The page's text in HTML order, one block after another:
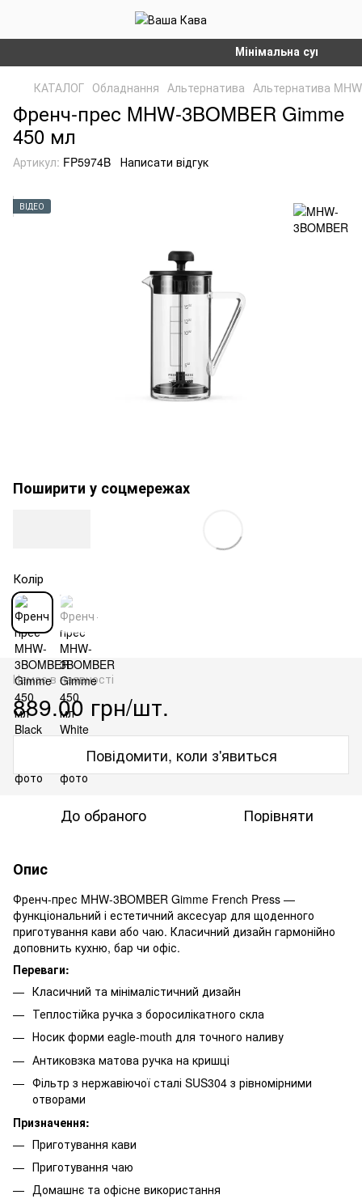
Мінімальна сума
КАТАЛОГ Обладнання Альтернатива Альтернатива
Френч-прес MHW-3BOMBER Gimme
450 мл
Артикул: FP5974B Написати відгук
ВІДЕО
Поширити у соцмережах
Колір
Немає в наявності
889.00 грн/шт.
Повідомити, коли з'явиться
До обраного Порівняти
Опис
Френч-прес MHW-3BOMBER Gimme French Press —
функціональний і естетичний аксесуар для щоденного
приготування кави або чаю. Класичний дизайн гармонійно
доповнить кухню, бар чи офіс.
Переваги:
Класичний та мінімалістичний дизайн
Теплостійка ручка з боросилікатного скла
Носик форми eagle-mouth для точного наливу
Антиковзка матова ручка на кришці
Фільтр з нержавіючої сталі SUS304 з рівномірними
отворами
Призначення:
Приготування кави
Приготування чаю
Домашнє та офісне використання